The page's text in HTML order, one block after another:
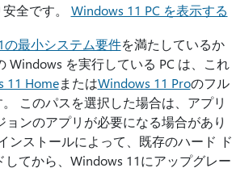
全です。 Windows 11 PC を表示する
の最小システム要件を満たしているか
を実行している PC は、これ
11 HomeまたはWindows 11 Proのフル
このパスを選択した場合は、アプリ
ンのアプリが必要になる場合があり
ンストールによって、既存のハード ド
てから、Windows 11にアップグレー